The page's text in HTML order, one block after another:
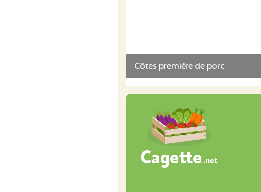
Côtes première de porc